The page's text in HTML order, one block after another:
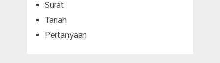
Surat
Tanah
Pertanyaan